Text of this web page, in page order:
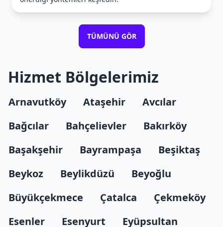
TÜMÜNÜ GÖR
Hizmet Bölgelerimiz
Arnavutköy Ataşehir
Avcılar
Bağcılar
Bahçelievler
Bakırköy
Başakşehir
Bayrampaşa
Beşiktaş
Beykoz
Beylikdüzü
Beyoğlu
Büyükçekmece
Çatalca
Çekmeköy
Esenler
Esenyurt Eyüpsultan